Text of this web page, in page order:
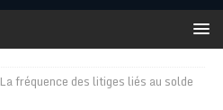
La fréquence des litiges liés au solde